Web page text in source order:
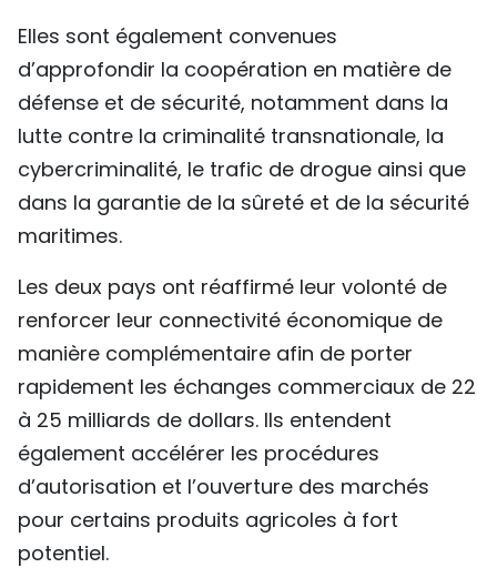
Elles sont également convenues
d’approfondir la coopération en matière de
défense et de sécurité, notamment dans la
lutte contre la criminalité transnationale, la
cybercriminalité, le trafic de drogue ainsi que
dans la garantie de la sûreté et de la sécurité
maritimes.
Les deux pays ont réaffirmé leur volonté de
renforcer leur connectivité économique de
manière complémentaire afin de porter
rapidement les échanges commerciaux de 22
à 25 milliards de dollars. Ils entendent
également accélérer les procédures
d’autorisation et l’ouverture des marchés
pour certains produits agricoles à fort
potentiel.